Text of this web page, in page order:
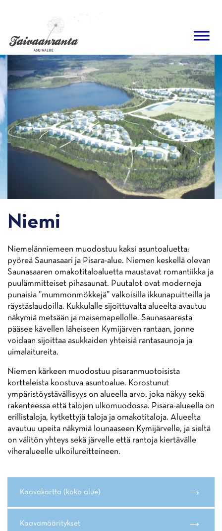
Niemi
Niemelänniemeen muodostuu kaksi asuntoaluetta:
pyöreä Saunasaari ja Pisara-alue. Niemen keskellä olevan
Saunasaaren omakotitaloaluetta maustavat romantiikka ja
puulämmitteiset pihasaunat. Puutalot ovat moderneja
punaisia ”mummonmökkejä” valkoisilla ikkunapuitteilla ja
räystäslaudoilla. Kukkulalle sijoittuvalta alueelta avautuu
näkymiä metsään ja maisemapellolle. Saunasaaresta
pääsee kävellen läheiseen Kymijärven rantaan, jonne
voidaan sijoittaa asukkaiden yhteisiä rantasaunoja ja
uimalaitureita.
Niemen kärkeen muodostuu pisaranmuotoisista
kortteleista koostuva asuntoalue. Korostunut
ympäristöystävällisyys on alueella arvo, joka näkyy sekä
rakenteessa että talojen ulkomuodossa. Pisara-alueella on
erillistaloja, kytkettyjä taloja ja omakotitaloja. Alueelta
avautuu upeita näkymiä lounaaseen Kymijärvelle, ja sieltä
on välitön yhteys sekä järvelle että rantoja kiertävälle
viheralueelle ulkoilureitteineen.
Kaavakartta (koko alue) →
Kaavamääritykset →